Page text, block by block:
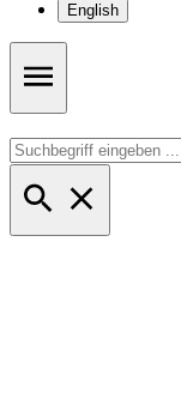
English